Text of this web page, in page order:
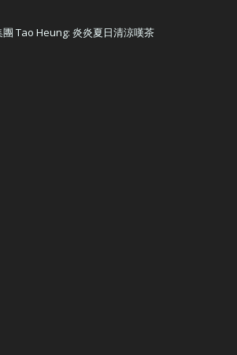
團 Tao Heung: 炎炎夏日清涼嘆茶